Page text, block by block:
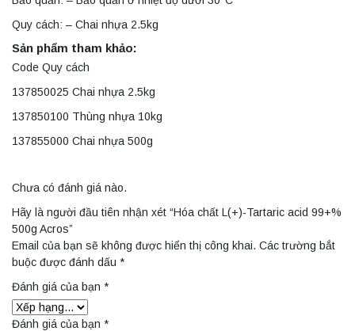
Quy cách: – Chai nhựa 2.5kg
Sản phẩm tham khảo:
Code Quy cách
137850025 Chai nhựa 2.5kg
137850100 Thùng nhựa 10kg
137855000 Chai nhựa 500g
Chưa có đánh giá nào.
Hãy là người đầu tiên nhận xét “Hóa chất L(+)-Tartaric acid 99+%
500g Acros”
Email của bạn sẽ không được hiển thị công khai. Các trường bắt
buộc được đánh dấu *
Đánh giá của bạn *
Đánh giá của bạn *